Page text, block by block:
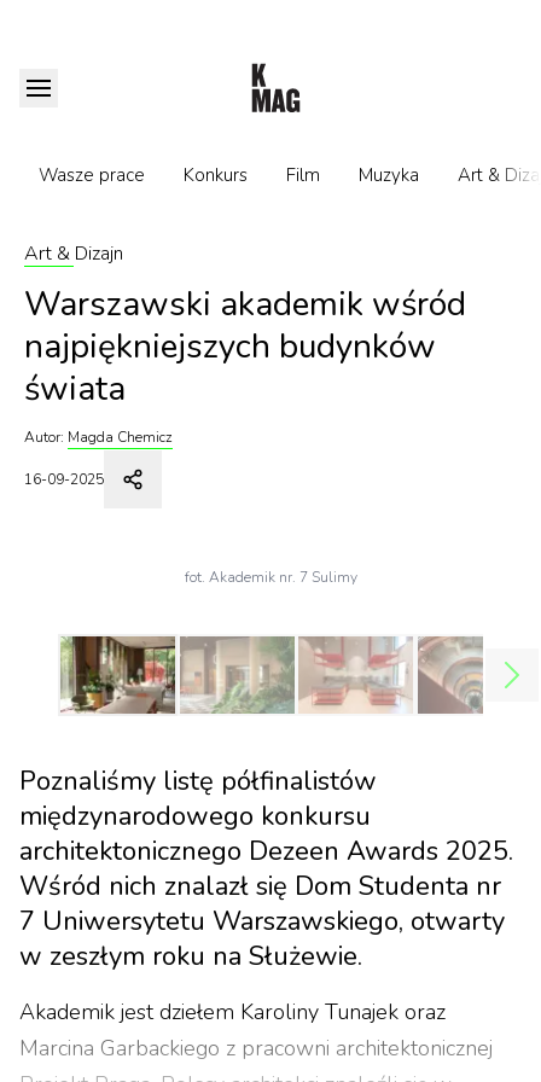
Wasze prace Konkurs Film Muzyka Art &
Art & Dizajn
Warszawski akademik wśród
najpiękniejszych budynków
świata
Autor: Magda Chemicz
16-09-2025
fot. Akademik nr. 7 Sulimy
Poznaliśmy listę półfinalistów
międzynarodowego konkursu
architektonicznego Dezeen Awards 2025.
Wśród nich znalazł się Dom Studenta nr
7 Uniwersytetu Warszawskiego, otwarty
w zeszłym roku na Służewie.
Akademik jest dziełem Karoliny Tunajek oraz
Marcina Garbackiego z pracowni architektonicznej